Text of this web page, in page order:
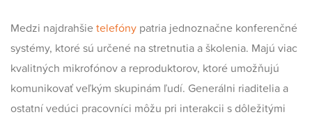
Medzi najdrahšie telefóny patria jednoznačne konferenčné
systémy, ktoré sú určené na stretnutia a školenia. Majú viac
kvalitných mikrofónov a reproduktorov, ktoré umožňujú
komunikovať veľkým skupinám ľudí. Generálni riaditelia a
ostatní vedúci pracovníci môžu pri interakcii s dôležitými